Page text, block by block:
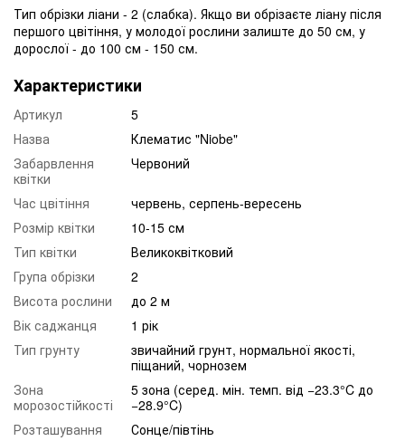
Тип обрізки ліани - 2 (слабка). Якщо ви обрізаєте ліану після
першого цвітіння, у молодої рослини залиште до 50 см, у
дорослої - до 100 см - 150 см.
Характеристики
Артикул
5
Назва
Клематис "Niobe"
Забарвлення
квітки
Червоний
Час цвітіння
червень, серпень-вересень
Розмір квітки
10-15 см
Тип квітки
Великоквітковий
Група обрізки
2
Висота рослини
до 2 м
Вік саджанця
1 рік
Тип грунту
звичайний грунт, нормальної якості,
піщаний, чорнозем
Зона
морозостійкості
5 зона (серед. мін. темп. від −23.3°C до
−28.9°C)
Розташування
Сонце/півтінь